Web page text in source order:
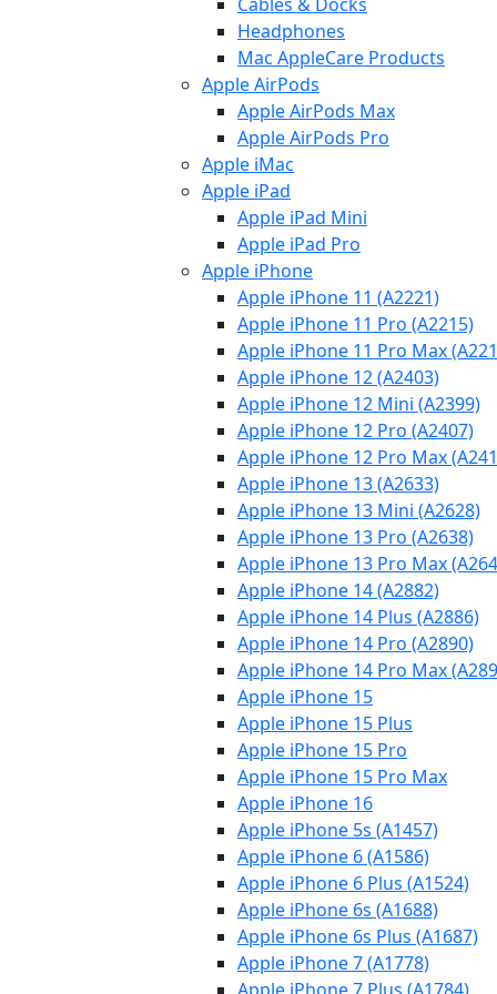
Headphones
Mac AppleCare Products
Apple AirPods
Apple AirPods Max
Apple AirPods Pro
Apple iMac
Apple iPad
Apple iPad Mini
Apple iPad Pro
Apple iPhone
Apple iPhone 11 (A2221)
Apple iPhone 11 Pro (A2215)
Apple iPhone 11 Pro Max
Apple iPhone 12 (A2403)
Apple iPhone 12 Mini (A2399)
Apple iPhone 12 Pro (A2407)
Apple iPhone 12 Pro Max
Apple iPhone 13 (A2633)
Apple iPhone 13 Mini (A2628)
Apple iPhone 13 Pro (A2638)
Apple iPhone 13 Pro Max
Apple iPhone 14 (A2882)
Apple iPhone 14 Plus (A2886)
Apple iPhone 14 Pro (A2890)
Apple iPhone 14 Pro Max
Apple iPhone 15
Apple iPhone 15 Plus
Apple iPhone 15 Pro
Apple iPhone 15 Pro Max
Apple iPhone 16
Apple iPhone 5s (A1457)
Apple iPhone 6 (A1586)
Apple iPhone 6 Plus (A1524)
Apple iPhone 6s (A1688)
Apple iPhone 6s Plus (A1687)
Apple iPhone 7 (A1778)